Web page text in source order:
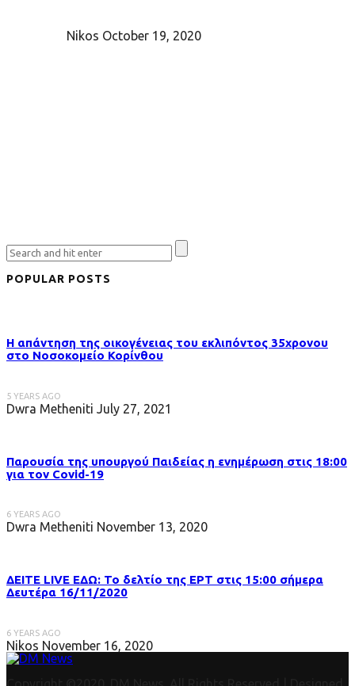
Nikos October 19, 2020
POPULAR POSTS
Η απάντηση της οικογένειας του εκλιπόντος 35χρονου
στo Νοσοκομείο Κορίνθου
5 YEARS AGO
Dwra Metheniti July 27, 2021
Παρουσία της υπουργού Παιδείας η ενημέρωση στις 18:00
για τον Covid-19
6 YEARS AGO
Dwra Metheniti November 13, 2020
ΔΕΙΤΕ LIVE ΕΔΩ: Το δελτίο της ΕΡΤ στις 15:00 σήμερα
Δευτέρα 16/11/2020
6 YEARS AGO
Nikos November 16, 2020